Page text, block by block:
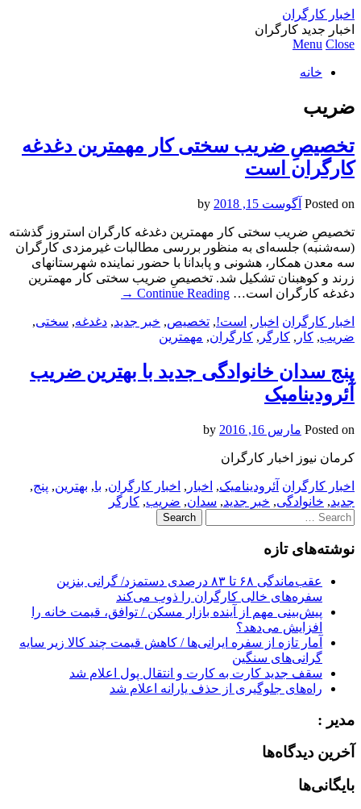
اخبار کارگران
اخبار جدید کارگران
Menu Close
خانه
ضریب
تخصیصِ ضریب سختی کار مهمترین دغدغه
کارگران است
Posted on آگوست 15, 2018
تخصیصِ ضریب سختی کار مهمترین دغدغه کارگران استروز گذشته
(سه‌شنبه) جلسه‌ای به منظور بررسی مطالبات غیرمزدی کارگران
سه معدن همکار، هشونی و پابدانا با حضور نماینده شهرستانهای
زرند و کوهبنان تشکیل شد. تخصیصِ ضریب سختی کار مهمترین
دغدغه کارگران است… Continue Reading
→
اخبار کارگران اخبار , است!, تخصیص, خبر جدید, دغدغه, سختی,
ضریب, کار , کارگر , کارگران, مهمترین
پنج سدان خانوادگی جدید با بهترین ضریب
آئرودینامیک
Posted on مارس 16, 2016
کرمان نیوز اخبار کارگران
اخبار کارگران آئرودینامیک, اخبار , اخبار کارگران, با, بهترین, پنج,
جدید, خانوادگی, خبر جدید, سدان, ضریب, کارگر
Search
for:
نوشته‌های تازه
عقب‌ماندگی ۶۸ تا ۸۳ درصدی دستمزد/ گرانی بنزین
سفره‌های خالی کارگران را ذوب می‌کند
پیش‌بینی مهم از آینده بازار مسکن / توافق، قیمت خانه را
افزایش می‌دهد؟
آمار تازه از سفره ایرانی‌ها / کاهش قیمت چند کالا زیر سایه
گرانی‌های سنگین
سقف جدید کارت به کارت و انتقال پول اعلام شد
راه‌های جلوگیری از حذف یارانه اعلام شد
مدیر :
آخرین دیدگاه‌ها
بایگانی‌ها